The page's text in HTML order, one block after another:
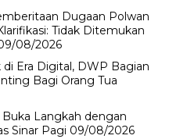
Dugaan Polwan
Tidak Ditemukan
08/2026
Era Digital, DWP Bagian
Bagi Orang Tua
Buka Langkah dengan
Sinar Pagi 09/08/2026